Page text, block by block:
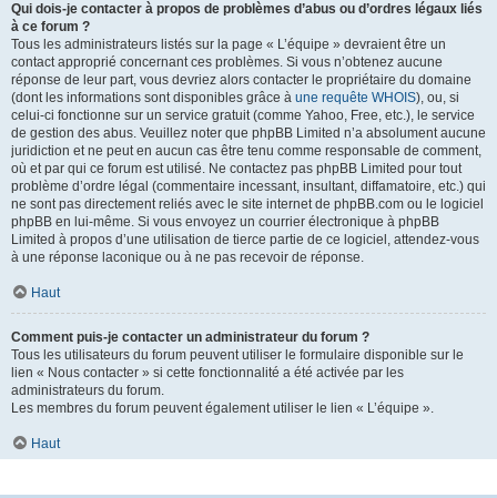
Qui dois-je contacter à propos de problèmes d’abus ou d’ordres légaux liés
à ce forum ?
Tous les administrateurs listés sur la page « L’équipe » devraient être un
contact approprié concernant ces problèmes. Si vous n’obtenez aucune
réponse de leur part, vous devriez alors contacter le propriétaire du domaine
(dont les informations sont disponibles grâce à une requête WHOIS), ou, si
celui-ci fonctionne sur un service gratuit (comme Yahoo, Free, etc.), le service
de gestion des abus. Veuillez noter que phpBB Limited n’a absolument aucune
juridiction et ne peut en aucun cas être tenu comme responsable de comment,
où et par qui ce forum est utilisé. Ne contactez pas phpBB Limited pour tout
problème d’ordre légal (commentaire incessant, insultant, diffamatoire, etc.) qui
ne sont pas directement reliés avec le site internet de phpBB.com ou le logiciel
phpBB en lui-même. Si vous envoyez un courrier électronique à phpBB
Limited à propos d’une utilisation de tierce partie de ce logiciel, attendez-vous
à une réponse laconique ou à ne pas recevoir de réponse.
Haut
Comment puis-je contacter un administrateur du forum ?
Tous les utilisateurs du forum peuvent utiliser le formulaire disponible sur le
lien « Nous contacter » si cette fonctionnalité a été activée par les
administrateurs du forum.
Les membres du forum peuvent également utiliser le lien « L’équipe ».
Haut